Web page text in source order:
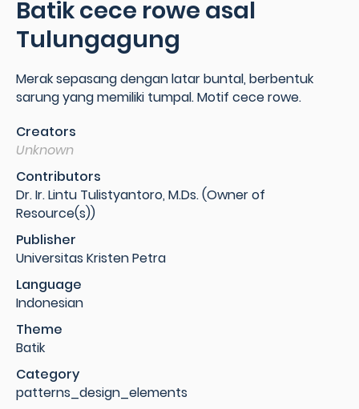
Batik cece rowe asal
Tulungagung
Merak sepasang dengan latar buntal, berbentuk
sarung yang memiliki tumpal. Motif cece rowe.
Creators
Unknown
Contributors
Dr. Ir. Lintu Tulistyantoro, M.Ds. (Owner of
Resource(s))
Publisher
Universitas Kristen Petra
Language
Indonesian
Theme
Batik
Category
patterns_design_elements